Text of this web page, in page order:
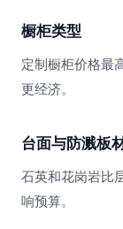
橱柜类型
定制橱柜价格最
更经济。
台面与防溅板
石英和花岗岩比
响预算。